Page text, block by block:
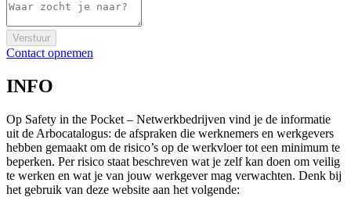
Verstuur
Contact opnemen
INFO
Op Safety in the Pocket – Netwerkbedrijven vind je de informatie
uit de Arbocatalogus: de afspraken die werknemers en werkgevers
hebben gemaakt om de risico’s op de werkvloer tot een minimum te
beperken. Per risico staat beschreven wat je zelf kan doen om veilig
te werken en wat je van jouw werkgever mag verwachten. Denk bij
het gebruik van deze website aan het volgende: